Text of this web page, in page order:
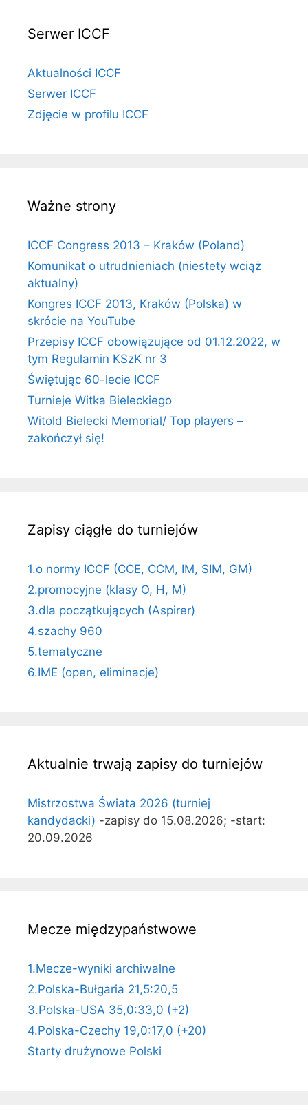
Serwer ICCF
Aktualności ICCF
Serwer ICCF
Zdjęcie w profilu ICCF
Ważne strony
ICCF Congress 2013 – Kraków (Poland)
Komunikat o utrudnieniach (niestety wciąż
aktualny)
Kongres ICCF 2013, Kraków (Polska) w
skrócie na YouTube
Przepisy ICCF obowiązujące od 01.12.2022, w
tym Regulamin KSzK nr 3
Świętując 60-lecie ICCF
Turnieje Witka Bieleckiego
Witold Bielecki Memorial/ Top players –
zakończył się!
Zapisy ciągłe do turniejów
1.o normy ICCF (CCE, CCM, IM, SIM, GM)
2.promocyjne (klasy O, H, M)
3.dla początkujących (Aspirer)
4.szachy 960
5.tematyczne
6.IME (open, eliminacje)
Aktualnie trwają zapisy do turniejów
Mistrzostwa Świata 2026 (turniej
kandydacki) -zapisy do 15.08.2026; -start:
20.09.2026
Mecze międzypaństwowe
1.Mecze-wyniki archiwalne
2.Polska-Bułgaria 21,5:20,5
3.Polska-USA 35,0:33,0 (+2)
4.Polska-Czechy 19,0:17,0 (+20)
Starty drużynowe Polski